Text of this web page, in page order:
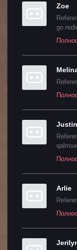
Zoe
Justin
Arlie